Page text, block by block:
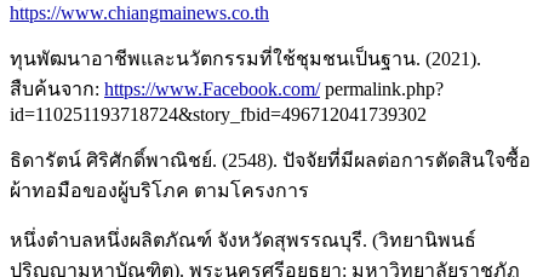
https://www.chiangmainews.co.th
ทุนพัฒนาอาชีพและนวัตกรรมที่ใช้ชุมชนเป็นฐาน. (2021).
สืบค้นจาก: https://www.Facebook.com/permalink.php?
id=110251193718724&story_fbid=496712041739302
ธิดารัตน์ ศิริศักดิ์พาณิชย์. (2548). ปัจจัยที่มีผลต่อการตัดสินใจซื้อ
ผ้าทอมือของผู้บริโภค ตามโครงการ
หนึ่งตำบลหนึ่งผลิตภัณฑ์ จังหวัดสุพรรณบุรี. (วิทยานิพนธ์
ปริญญามหาบัณฑิต). พระนครศรีอยุธยา: มหาวิทยาลัยราชภัฏ